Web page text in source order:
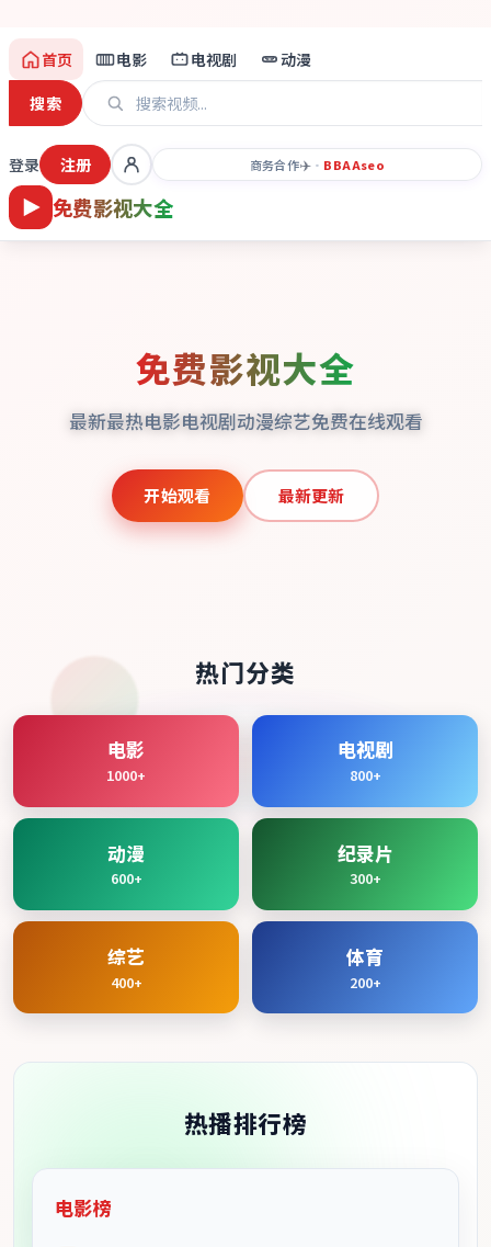
免费影视大全
首页 电影 电视剧
动漫
搜索
登录 注册 商务合作✈️ · BBAAseo
免费影视大全
最新最热电影电视剧动漫综艺免费在线观看
开始观看 最新更新
热门分类
电影
1000+
电视剧
800+
动漫
600+
纪录片
300+
综艺
400+
体育
200+
热播排行榜
电影榜